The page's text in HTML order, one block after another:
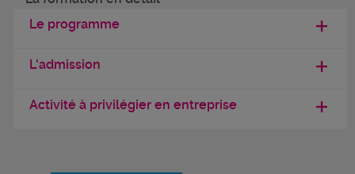
Le programme
L'admission
Activité à privilégier en entreprise